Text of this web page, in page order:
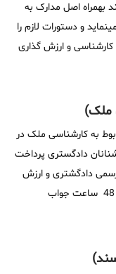
بهمراه اصل مدارک به
و دستورات لازم را
کارشناسی و ارزش گذاری
به کارشناسی ملک در
دادگستری پرداخت
دادگشتری و ارزش
گذاری ملک شروع میشود و معمولا بعد از مدت 48 ساعت جواب